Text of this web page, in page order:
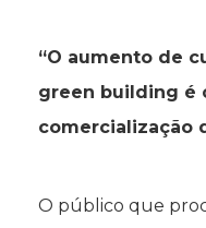
“O aumento de
green building é
comercialização
O público que